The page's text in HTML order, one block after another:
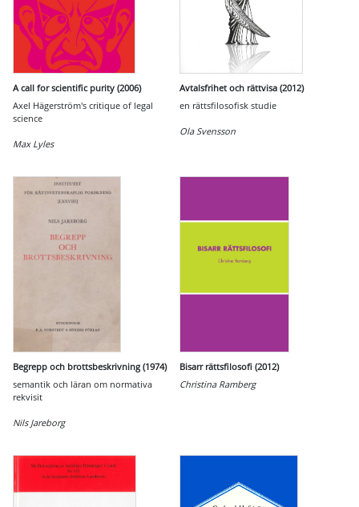
A call for scientific purity (2006)
Axel Hägerström's critique of legal
science
Max Lyles
Avtalsfrihet och rättvisa (2012)
en rättsfilosofisk studie
Ola Svensson
Begrepp och brottsbeskrivning (1974)
semantik och läran om normativa
rekvisit
Nils Jareborg
Bisarr rättsfilosofi (2012)
Christina Ramberg